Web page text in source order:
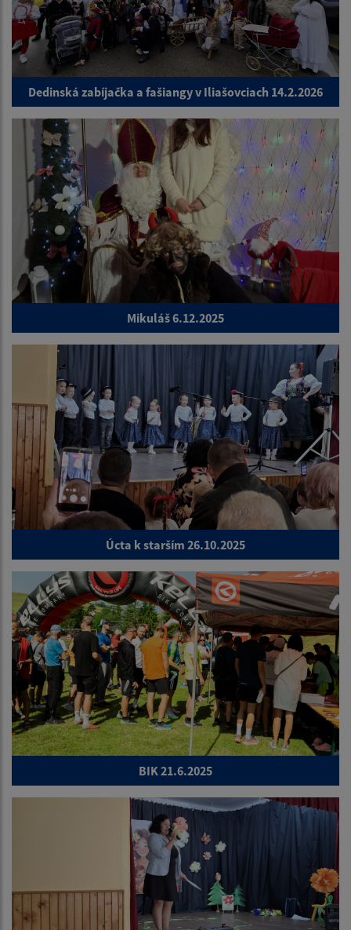
Dedinská zabíjačka a fašiangy v Iliašovciach 14.2.2026
Mikuláš 6.12.2025
Úcta k starším 26.10.2025
BIK 21.6.2025